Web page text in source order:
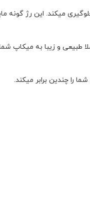
میکند. این رژ گونه
طبیعی و زیبا به میکاپ
را چندین برابر میکند.